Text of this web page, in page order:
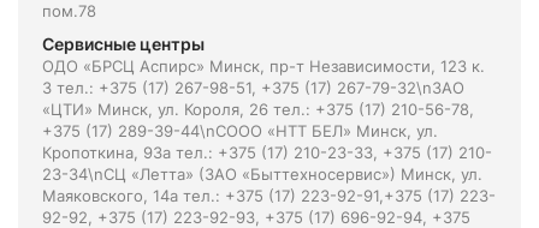
пом.78
Сервисные центры
ОДО «БРСЦ Аспирс» Минск, пр-т Независимости, 123 к.
3 тел.: +375 (17) 267-98-51, +375 (17) 267-79-32\nЗАО
«ЦТИ» Минск, ул. Короля, 26 тел.: +375 (17) 210-56-78,
+375 (17) 289-39-44\nСООО «НТТ БЕЛ» Минск, ул.
Кропоткина, 93а тел.: +375 (17) 210-23-33, +375 (17) 210-
23-34\nСЦ «Летта» (ЗАО «Быттехносервис») Минск, ул.
Маяковского, 14а тел.: +375 (17) 223-92-91,+375 (17) 223-
92-92, +375 (17) 223-92-93, +375 (17) 696-92-94, +375